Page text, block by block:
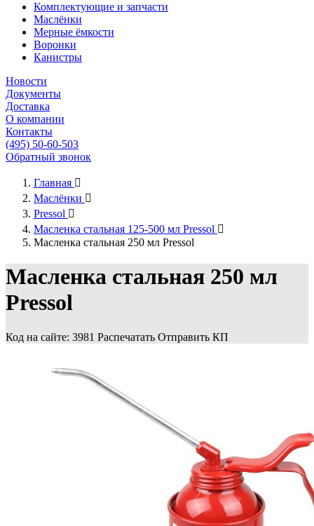
Комплектующие и запчасти
Маслёнки
Мерные ёмкости
Воронки
Канистры
Новости
Документы
Доставка
О компании
Контакты
(495) 50-60-503
Обратный звонок
Главная 
Маслёнки 
Pressol 
Масленка стальная 125-500 мл Pressol 
Масленка стальная 250 мл Pressol
Масленка стальная 250 мл
Pressol
Код на сайте: 3981 Распечатать Отправить КП